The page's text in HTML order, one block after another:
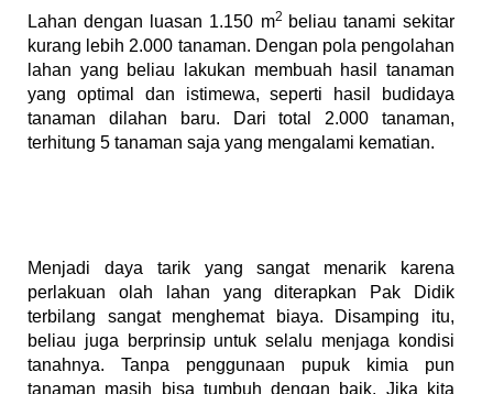
Lahan dengan luasan 1.150 m2 beliau tanami sekitar
kurang lebih 2.000 tanaman. Dengan pola pengolahan
lahan yang beliau lakukan membuah hasil tanaman
yang optimal dan istimewa, seperti hasil budidaya
tanaman dilahan baru. Dari total 2.000 tanaman,
terhitung 5 tanaman saja yang mengalami kematian.
Menjadi daya tarik yang sangat menarik karena
perlakuan olah lahan yang diterapkan Pak Didik
terbilang sangat menghemat biaya. Disamping itu,
beliau juga berprinsip untuk selalu menjaga kondisi
tanahnya. Tanpa penggunaan pupuk kimia pun
tanaman masih bisa tumbuh dengan baik. Jika kita